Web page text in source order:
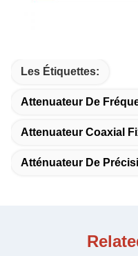
Les Étiquettes:
Attenuateur De
Attenuateur Coaxial
Atténuateur De